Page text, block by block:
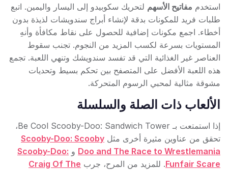
استخدم مفاتيح الأسهم لتحريك سكوبيدو إلى اليسار واليمين. اتبع
طلبات فريد للمكونات بدقة لإنشاء أبراج سندويشات لذيذة بدون
أخطاء. اجمع مكونات إضافية للحصول على نقاط مكافأة وأنهِ
المستويات بسرعة لكسب المزيد من النجوم. تجنب سقوط
العناصر غير الغذائية التي قد تفسد سندويشك وتنهي اللعبة. تجمع
هذه اللعبة الأفضل على المتصفح بين تحكم بسيط وتحديات
مشوقة مثالية لمحبي الرسوم المتحركة.
الألعاب ذات الصلة والسلسلة
إذا استمتعت بـ Be Cool Scooby-Doo: Sandwich Tower،
تحقق من عناوين مثيرة أخرى مثل Scooby-Doo: Scooby
Doo and The Race to Wrestlemania و Scooby-Doo:
Funfair Scare. للمزيد من المرح، جرب Craig Of The